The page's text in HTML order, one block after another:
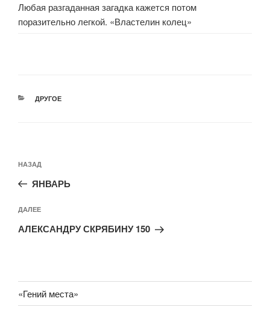
Любая разгаданная загадка кажется потом
поразительно легкой. «Властелин колец»
РУБРИКИ
ДРУГОЕ
по
записям
Предыдущая
запись:
НАЗАД
ЯНВАРЬ
Следующая
запись
ДАЛЕЕ
АЛЕКСАНДРУ СКРЯБИНУ 150
«Гений места»